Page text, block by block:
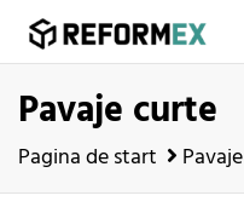
Pavaje curte
Pagina de start Pavaje